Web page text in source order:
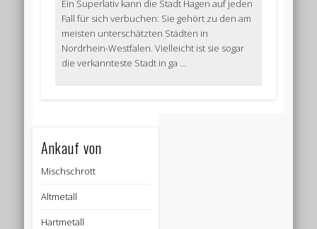
Ein Superlativ kann die Stadt Hagen auf jeden
Fall für sich verbuchen: Sie gehört zu den am
meisten unterschätzten Städten in
Nordrhein-Westfalen. Vielleicht ist sie sogar
die verkannteste Stadt in ga ...
Ankauf von
Mischschrott
Altmetall
Hartmetall